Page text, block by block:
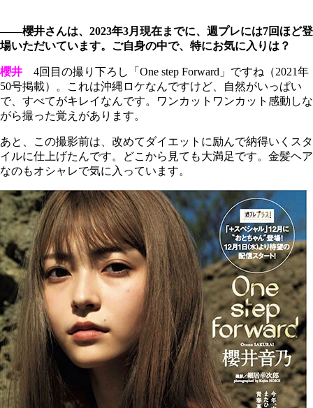
――櫻井さんは、2023年3月現在までに、週プレには7回ほど登
場いただいています。ご自身の中で、特にお気に入りは？
櫻井 4回目の撮り下ろし「One step Forward」ですね（2021年
50号掲載）。これは沖縄ロケなんですけど、自然がいっぱい
で、すべてがキレイなんです。ワンカットワンカット感動しな
がら撮った覚えがあります。
あと、この撮影前は、改めてダイエットに励んで納得いくスタ
イルに仕上げたんです。どこから見ても大満足です。金髪ヘア
なのもオシャレで気に入っています。